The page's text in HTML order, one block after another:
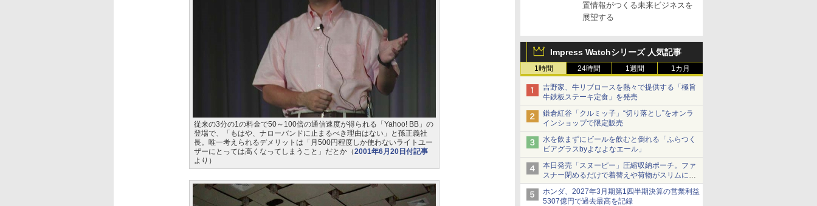
置情報がつくる未来ビジネスを
展望する
Impress Watchシリーズ 人気記事
1時間 24時間 1週間 1カ月
吉野家、牛リブロースを熱々で提供する「極旨
牛鉄板ステーキ定食」を発売
鎌倉紅谷「クルミッ子」“切り落とし”をオンラ
インショップで限定販売
水を飲まずにビールを飲むと倒れる「ふらつく
ビアグラスbyよなよなエール」
本日発売「スヌーピー」圧縮収納ポーチ。ファ
スナー閉めるだけで着替えや荷物がスリムにま
とまる
ホンダ、2027年3月期第1四半期決算の営業利益
5307億円で過去最高を記録
従来の3分の1の料金で50～100倍の通信速度が得られる「Yahoo! BB」の
登場で、「もはや、ナローバンドに止まるべき理由はない」と孫正義社
長。唯一考えられるデメリットは「月500円程度しか使わないライトユー
ザーにとっては高くなってしまうこと」だとか（2001年6月20日付記事
より）